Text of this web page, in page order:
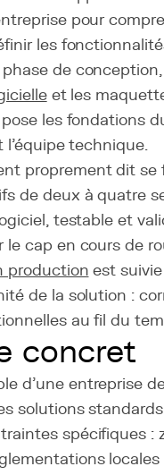
pour
les
de
et les
les fondations
l'équipe technique.
proprement dit
de deux à quatre
testable et
le cap en cours de
production est
de la solution :
au fil du
concret
d'une entreprise
solutions
spécifiques :